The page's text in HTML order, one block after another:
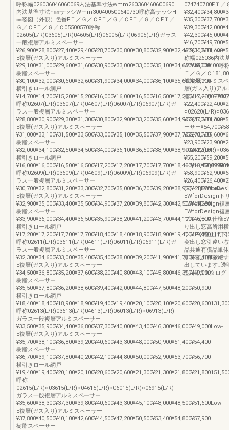
呼称幅026036046060069内法基準寸法wmm260360460600690
内法基準寸法h㎜サッシWmm300400500640730呼称高サッシH
㎜姿図（外観）色番FＴ／Ｇ／ＣFＴ／Ｇ／ＣFＴ／Ｇ／ＣFＴ／
Ｇ／ＣFＴ／Ｇ／Ｃ05500570呼称
02605(L/R)03605(L/R)04605(L/R)06005(L/R)06905(L/R)ガラス
一般複層アルミスペーサー
¥26,900¥28,800¥27,400¥29,400¥28,700¥30,800¥30,800¥32,900¥32,400¥34,800Low-
E複層(ガス入り)アルミスペーサー
¥29,100¥31,000¥29,600¥31,600¥30,900¥33,000¥33,000¥35,100¥34,600¥37,000
樹脂スペーサー
¥30,100¥32,000¥30,600¥32,600¥31,900¥34,000¥34,000¥36,100¥35,600¥38,000
横引きロール網戸
呼称02607(L/R)03607(L/R)04607(L/R)06007(L/R)06907(L/R)ガ
ラス一般複層アルミスペーサー
¥28,800¥30,900¥29,300¥31,300¥30,800¥32,900¥33,200¥35,600¥34,900¥37,300Low-
E複層(ガス入り)アルミスペーサー
¥31,000¥33,100¥31,500¥33,500¥33,000¥35,100¥35,500¥37,900¥37,700¥40,100
樹脂スペーサー
¥32,000¥34,100¥32,500¥34,500¥34,000¥36,100¥36,500¥38,900¥38,900¥41,300
横引きロール網戸
呼称02609(L/R)03609(L/R)04609(L/R)06009(L/R)06909(L/R)ガ
ラス一般複層アルミスペーサー
¥30,700¥32,800¥31,200¥33,300¥32,700¥35,000¥36,700¥39,200¥38,900¥41,600Low-
E複層(ガス入り)アルミスペーサー
¥32,900¥35,000¥33,400¥35,500¥34,900¥37,200¥39,800¥42,300¥42,500¥45,200
樹脂スペーサー
¥33,900¥36,000¥34,400¥36,500¥35,900¥38,200¥41,200¥43,700¥44,100¥46,800
横引きロール網戸
呼称02611(L/R)03611(L/R)04611(L/R)06011(L/R)06911(L/R)ガ
ラス一般複層アルミスペーサー
¥32,300¥34,600¥33,000¥35,400¥35,400¥38,000¥39,200¥41,900¥41,700¥44,400Low-
E複層(ガス入り)アルミスペーサー
¥34,500¥36,800¥35,200¥37,600¥38,200¥40,800¥43,100¥45,800¥46,300¥49,000
樹脂スペーサー
¥35,500¥37,800¥36,200¥38,600¥39,400¥42,000¥44,800¥47,500¥48,200¥50,900
横引きロール網戸
呼称02613(L/R)03613(L/R)04613(L/R)06013(L/R)○06913(L/R)
ガラス一般複層アルミスペーサー
¥33,500¥35,900¥34,400¥36,800¥37,300¥40,000¥43,400¥46,300¥46,000¥49,000Low-
E複層(ガス入り)アルミスペーサー
¥35,700¥38,100¥36,800¥39,200¥40,600¥43,300¥48,000¥50,900¥51,400¥54,400
樹脂スペーサー
¥36,700¥39,100¥37,800¥40,200¥42,100¥44,800¥50,000¥52,900¥53,700¥56,700
横引きロール網戸
呼称
02615(L/R)○03615(L/R)○04615(L/R)○06015(L/R)○06915(L/R)
ガラス一般複層アルミスペーサー
¥35,600¥38,300¥37,300¥39,800¥40,600¥43,300¥45,100¥48,000¥48,500¥51,600Low-
E複層(ガス入り)アルミスペーサー
¥37,800¥40,500¥40,100¥42,600¥44,500¥47,200¥50,500¥53,400¥54,800¥57,900
樹脂スペーサー
074740780FＴ／
称幅026036内法
Wmm300400呼
Ｔ／Ｇ／Ｃ
般複層アルミス
層(ガス入り)アル
脂スペーサー
○02620(L/
ーサー
○02622(L/
ーサー
EWforDesignト
EWforDesign複
EWforDesign複
プルガラス仕様
り出し窓高所用
ラスFIX窓上げ下
突出し窓引違い
品共通有償品単
加算額加算額縦
出しています｡透
型4旧版カタログ